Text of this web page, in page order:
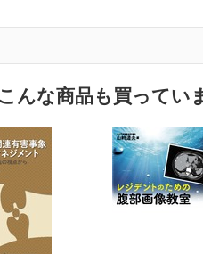
んな商品も買ってい